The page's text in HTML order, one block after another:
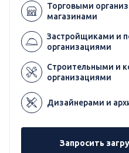
Торговыми
магазинами
Застройщиками и
организациями
Строительными и
организациями
Дизайнерами и
Запросить